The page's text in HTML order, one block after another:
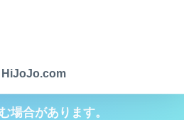
HiJoJo.com
場合があります。